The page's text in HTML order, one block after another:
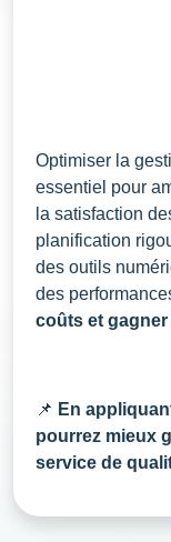
Optimiser la
essentiel pour
la satisfaction
planification
des outils
des
coûts et
📌 En
pourrez mieux
service de